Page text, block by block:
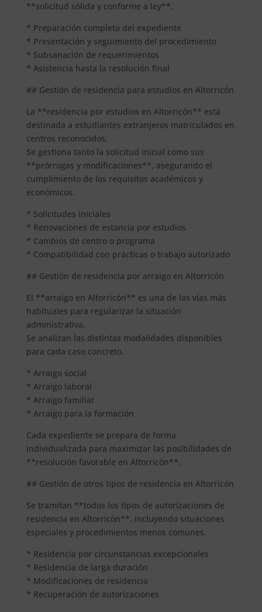
**solicitud sólida y conforme a ley**.
* Preparación completa del expediente
* Presentación y seguimiento del procedimiento
* Subsanación de requerimientos
* Asistencia hasta la resolución final
## Gestión de residencia para estudios en Altorricón
La **residencia por estudios en Altorricón** está
destinada a estudiantes extranjeros matriculados en
centros reconocidos.
Se gestiona tanto la solicitud inicial como sus
**prórrogas y modificaciones**, asegurando el
cumplimiento de los requisitos académicos y
económicos.
* Solicitudes iniciales
* Renovaciones de estancia por estudios
* Cambios de centro o programa
* Compatibilidad con prácticas o trabajo autorizado
## Gestión de residencia por arraigo en Altorricón
El **arraigo en Altorricón** es una de las vías más
habituales para regularizar la situación
administrativa.
Se analizan las distintas modalidades disponibles
para cada caso concreto.
* Arraigo social
* Arraigo laboral
* Arraigo familiar
* Arraigo para la formación
Cada expediente se prepara de forma
individualizada para maximizar las posibilidades de
**resolución favorable en Altorricón**.
## Gestión de otros tipos de residencia en Altorricón
Se tramitan **todos los tipos de autorizaciones de
residencia en Altorricón**, incluyendo situaciones
especiales y procedimientos menos comunes.
* Residencia por circunstancias excepcionales
* Residencia de larga duración
* Modificaciones de residencia
* Recuperación de autorizaciones